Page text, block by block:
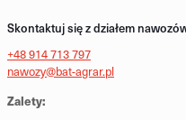
Skontaktuj się z działem
+48 914 713 797
nawozy@bat-agrar.pl
Zalety: